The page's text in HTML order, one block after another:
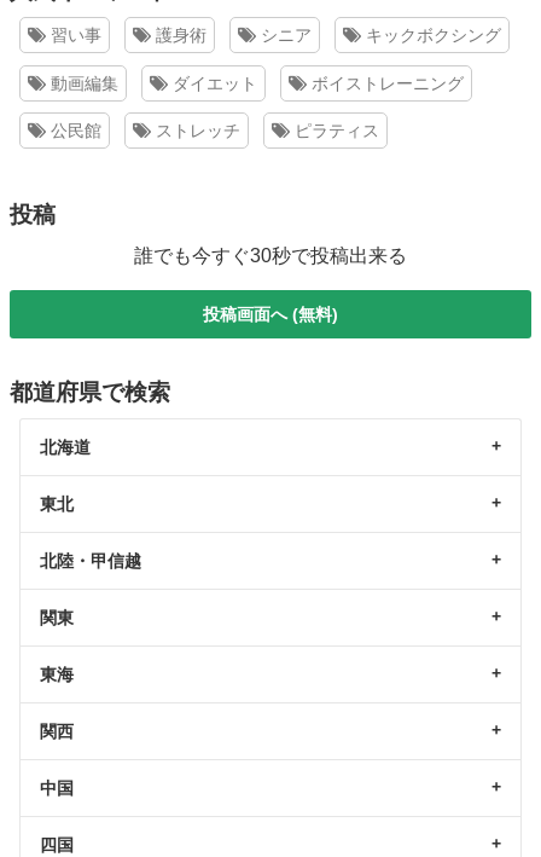
習い事 護身術 シニア キックボクシング
動画編集 ダイエット ボイストレーニング
公民館 ストレッチ ピラティス
投稿
誰でも今すぐ30秒で投稿出来る
投稿画面へ (無料)
都道府県で検索
北海道
東北
北陸・甲信越
関東
東海
関西
中国
四国